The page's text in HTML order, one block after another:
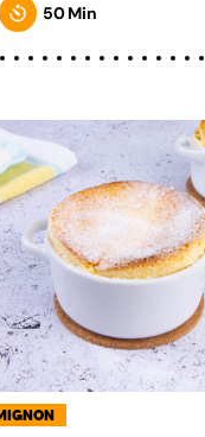
50 Min